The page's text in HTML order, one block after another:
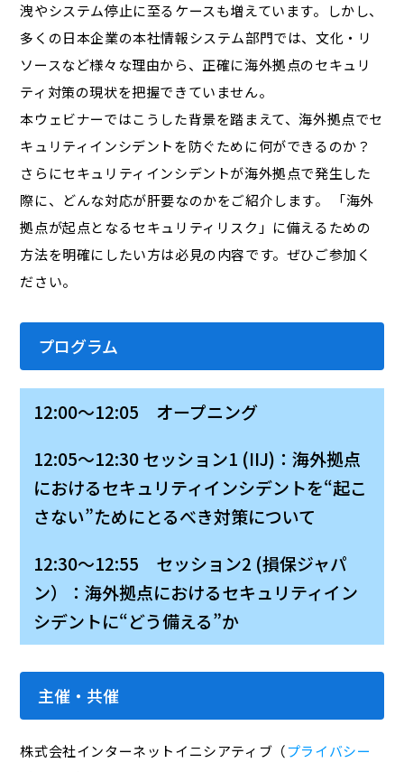
洩やシステム停止に至るケースも増えています。しかし、
多くの日本企業の本社情報システム部門では、文化・リ
ソースなど様々な理由から、正確に海外拠点のセキュリ
ティ対策の現状を把握できていません。
本ウェビナーではこうした背景を踏まえて、海外拠点でセ
キュリティインシデントを防ぐために何ができるのか？
さらにセキュリティインシデントが海外拠点で発生した
際に、どんな対応が肝要なのかをご紹介します。 「海外
拠点が起点となるセキュリティリスク」に備えるための
方法を明確にしたい方は必見の内容です。ぜひご参加く
ださい。
プログラム
12:00～12:05 オープニング
12:05～12:30 セッション1 (IIJ)：海外拠点
におけるセキュリティインシデントを“起こ
さない”ためにとるべき対策について
12:30～12:55 セッション2 (損保ジャパ
ン）：海外拠点におけるセキュリティイン
シデントに“どう備える”か
主催・共催
株式会社インターネットイニシアティブ（プライバシー